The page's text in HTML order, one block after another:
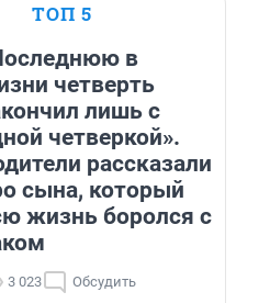
ТОП 5
в
четверть
лишь с
четверкой».
рассказали
сына, который
жизнь боролся с
3 023 Обсудить